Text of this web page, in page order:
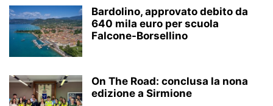
Bardolino, approvato debito da
640 mila euro per scuola
Falcone-Borsellino
On The Road: conclusa la nona
edizione a Sirmione